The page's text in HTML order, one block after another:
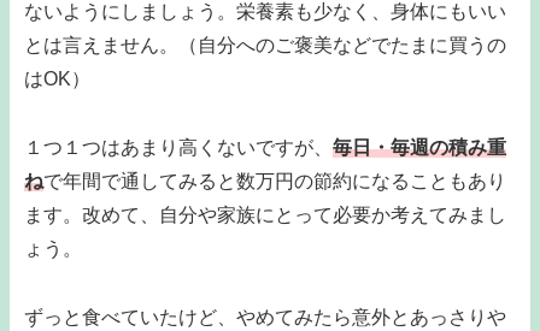
ないようにしましょう。栄養素も少なく、身体にもいい
とは言えません。（自分へのご褒美などでたまに買うの
はOK）
１つ１つはあまり高くないですが、 毎日・毎週の積み重
ねで年間で通してみると数万円の節約になることもあり
ます。改めて、自分や家族にとって必要か考えてみまし
ょう。
ずっと食べていたけど、やめてみたら意外とあっさりや